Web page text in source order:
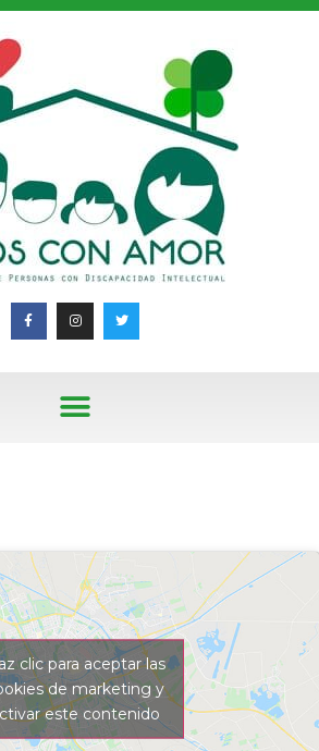
clic para aceptar las
de marketing y
este contenido